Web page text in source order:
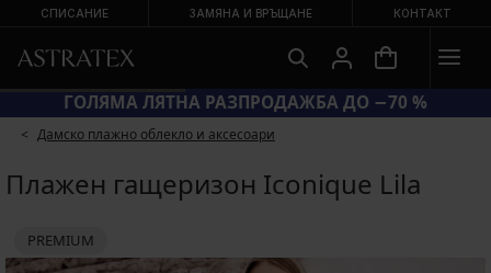
СПИСАНИЕ ЗАМЯНА И ВРЪЩАНЕ КОНТАКТ
ГОЛЯМА ЛЯТНА РАЗПРОДАЖБА ДО −70 %
Дамско плажно облекло и аксесоари
Плажен гащеризон Iconique Lila
PREMIUM